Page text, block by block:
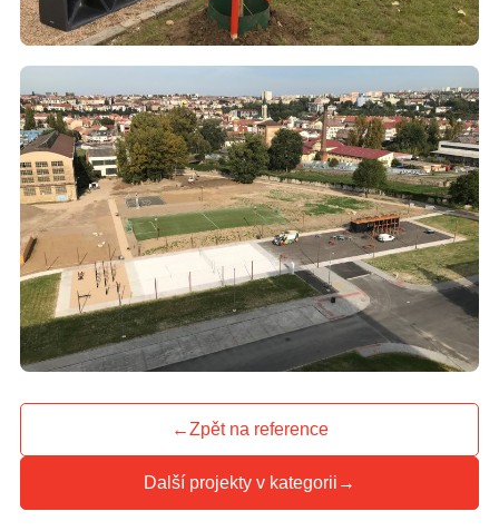
←Zpět na reference
Další projekty v kategorii →